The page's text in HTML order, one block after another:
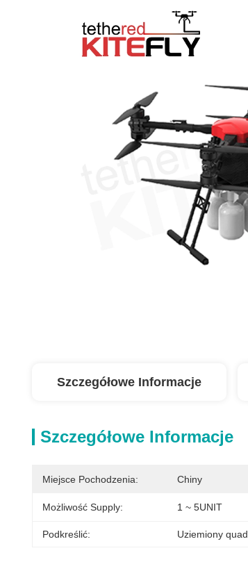
Szczegółowe Informacje
Szczegółowe Informacje
Miejsce Pochodzenia: Chiny
Możliwość Supply: 1 ~ 5UNIT
Podkreślić: Uziemiony